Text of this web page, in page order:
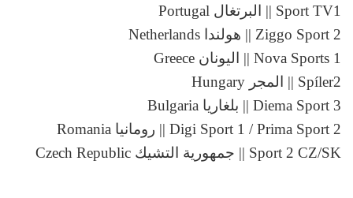
Sport TV1 || البرتغال Portugal
Ziggo Sport 2 || هولندا Netherlands
Nova Sports 1 || اليونان Greece
Spíler2 || المجر Hungary
Diema Sport 3 || بلغاريا Bulgaria
Digi Sport 1 / Prima Sport 2 || رومانيا Romania
Sport 2 CZ/SK || جمهورية التشيك Czech Republic